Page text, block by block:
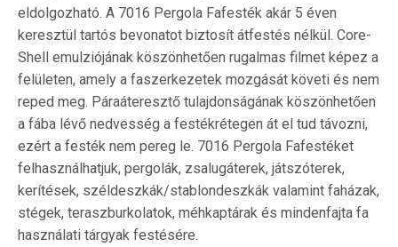
eldolgozható. A 7016 Pergola Fafesték akár 5 éven
keresztül tartós bevonatot biztosít átfestés nélkül. Core-
Shell emulziójának köszönhetően rugalmas filmet képez a
felületen, amely a faszerkezetek mozgását követi és nem
reped meg. Páraáteresztő tulajdonságának köszönhetően
a fába lévő nedvesség a festékrétegen át el tud távozni,
ezért a festék nem pereg le. 7016 Pergola Fafestéket
felhasználhatjuk, pergolák, zsalugáterek, játszóterek,
kerítések, széldeszkák/stablondeszkák valamint faházak,
stégek, teraszburkolatok, méhkaptárak és mindenfajta fa
használati tárgyak festésére.